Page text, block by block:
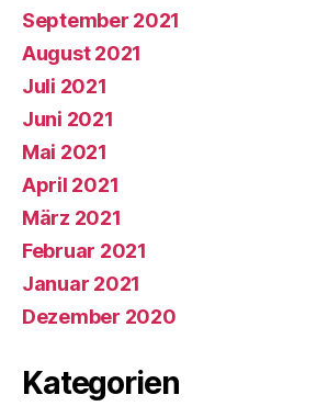
September 2021
August 2021
Juli 2021
Juni 2021
Mai 2021
April 2021
März 2021
Februar 2021
Januar 2021
Dezember 2020
Kategorien